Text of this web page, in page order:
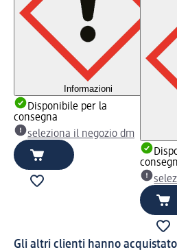
Informazioni
Disponibile per la
consegna
seleziona il negozio dm
Gli altri clienti hanno